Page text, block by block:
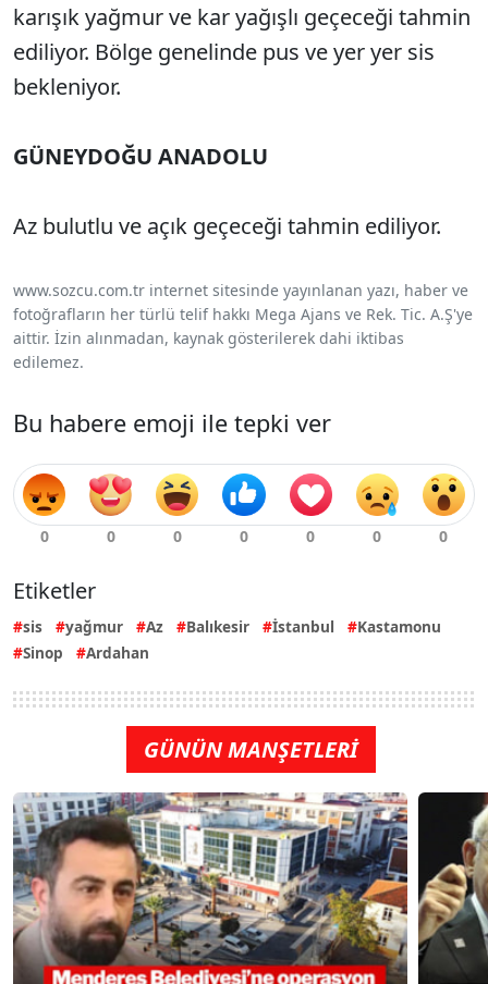
karışık yağmur ve kar yağışlı geçeceği tahmin
ediliyor. Bölge genelinde pus ve yer yer sis
bekleniyor.
GÜNEYDOĞU ANADOLU
Az bulutlu ve açık geçeceği tahmin ediliyor.
www.sozcu.com.tr internet sitesinde yayınlanan yazı, haber ve
fotoğrafların her türlü telif hakkı Mega Ajans ve Rek. Tic. A.Ş'ye
aittir. İzin alınmadan, kaynak gösterilerek dahi iktibas
edilemez.
Bu habere emoji ile tepki ver
Etiketler
sis yağmur Az Balıkesir İstanbul
Kastamonu
Sinop
Ardahan
GÜNÜN MANŞETLERİ